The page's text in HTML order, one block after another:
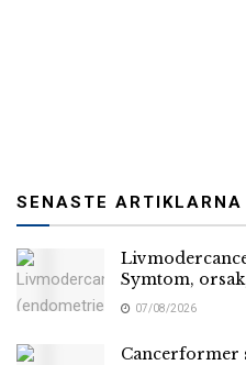
SENASTE ARTIKLARNA
Symtom,
07/08/2026
Cancerformer